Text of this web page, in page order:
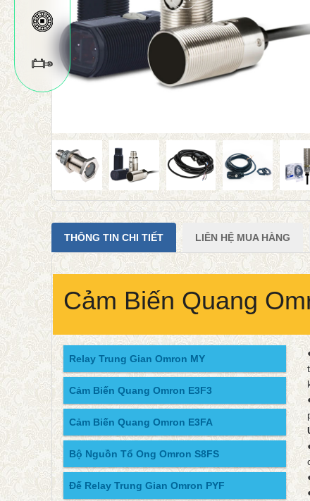
THÔNG TIN CHI TIẾT LIÊN HỆ MUA HÀNG
Cảm Biến Quang
Relay Trung Gian Omron MY
Cảm Biến Quang Omron E3F3
Cảm Biến Quang Omron E3FA
Bộ Nguồn Tổ Ong Omron S8FS
Đế Relay Trung Gian Omron PYF